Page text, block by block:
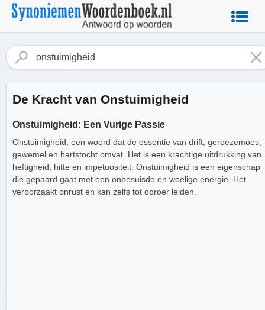
De Kracht van Onstuimigheid
Onstuimigheid: Een Vurige Passie
Onstuimigheid, een woord dat de essentie van drift, geroezemoes,
gewemel en hartstocht omvat. Het is een krachtige uitdrukking van
heftigheid, hitte en impetuositeit. Onstuimigheid is een eigenschap
die gepaard gaat met een onbesuisde en woelige energie. Het
veroorzaakt onrust en kan zelfs tot oproer leiden.